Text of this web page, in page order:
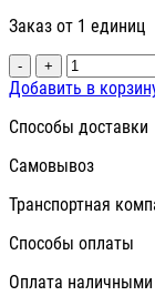
Заказ от 1 единиц
- +
Добавить в
Способы доставки
Самовывоз
Транспортная
Способы оплаты
Оплата наличными